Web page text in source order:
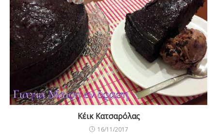
Κέικ Κατσαρόλας
16/11/2017